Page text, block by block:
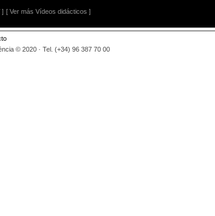
] [ Ver más Vídeos didácticos ]
© 2020 · Tel. (+34) 96 387 70 00